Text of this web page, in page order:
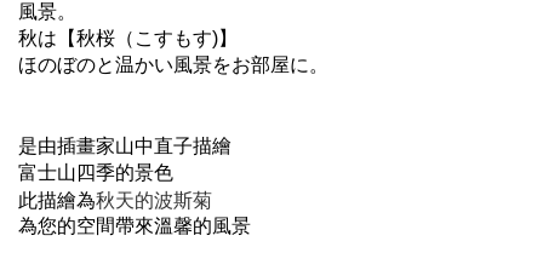
風景。
秋は【秋桜（こすもす)】
ほのぼのと温かい風景をお部屋に。
是由插畫家山中直子描繪
富士山四季的景色
此描繪為秋天的波斯菊
為您的空間帶來溫馨的風景